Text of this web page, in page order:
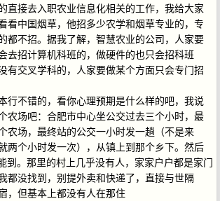
直接去入职农业信息化相关的工作，我给大家
看中国烟草，他招多少农学和烟草专业的，专
都不招。据我了解，智慧农业的公司，人家要
去招计算机科班的，做硬件的也只会招科班
有交叉学科的，人家要做某个方面只会专门招
行不错的，看你心理预期是什么样的吧，我说
农场吧：合肥市中心坐公交过去三个小时，最
农场，最终站的公交一小时发一趟（不是来
两个小时发一次），从镇上到那个乡下。然后
到。那里的村上几乎没有人，家家户户都是家门
都没找到，别提外卖和快递了，直接与世隔
，但基本上都没有人在那住